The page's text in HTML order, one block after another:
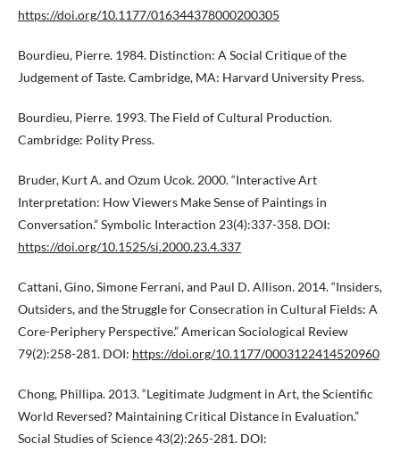
https://doi.org/10.1177/016344378000200305
Bourdieu, Pierre. 1984. Distinction: A Social Critique of the
Judgement of Taste. Cambridge, MA: Harvard University Press.
Bourdieu, Pierre. 1993. The Field of Cultural Production.
Cambridge: Polity Press.
Bruder, Kurt A. and Ozum Ucok. 2000. “Interactive Art
Interpretation: How Viewers Make Sense of Paintings in
Conversation.” Symbolic Interaction 23(4):337-358. DOI:
https://doi.org/10.1525/si.2000.23.4.337
Cattani, Gino, Simone Ferrani, and Paul D. Allison. 2014. “Insiders,
Outsiders, and the Struggle for Consecration in Cultural Fields: A
Core-Periphery Perspective.” American Sociological Review
79(2):258-281. DOI: https://doi.org/10.1177/0003122414520960
Chong, Phillipa. 2013. “Legitimate Judgment in Art, the Scientific
World Reversed? Maintaining Critical Distance in Evaluation.”
Social Studies of Science 43(2):265-281. DOI: